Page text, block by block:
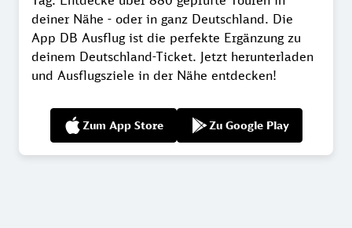
deiner Nähe - oder in ganz Deutschland. Die
App DB Ausflug ist die perfekte Ergänzung zu
deinem Deutschland-Ticket. Jetzt herunterladen
und Ausflugsziele in der Nähe entdecken!
Zum App Store Zu Google Play